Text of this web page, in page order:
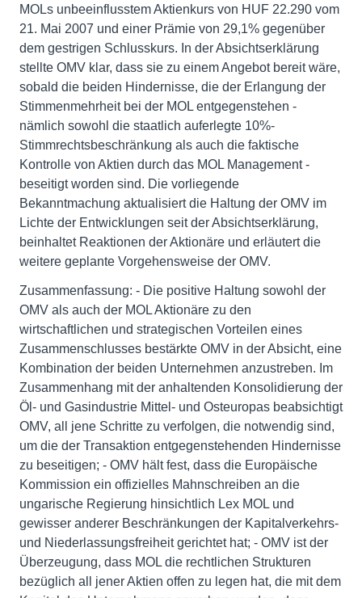
MOLs unbeeinflusstem Aktienkurs von HUF 22.290 vom
21. Mai 2007 und einer Prämie von 29,1% gegenüber
dem gestrigen Schlusskurs. In der Absichtserklärung
stellte OMV klar, dass sie zu einem Angebot bereit wäre,
sobald die beiden Hindernisse, die der Erlangung der
Stimmenmehrheit bei der MOL entgegenstehen -
nämlich sowohl die staatlich auferlegte 10%-
Stimmrechtsbeschränkung als auch die faktische
Kontrolle von Aktien durch das MOL Management -
beseitigt worden sind. Die vorliegende
Bekanntmachung aktualisiert die Haltung der OMV im
Lichte der Entwicklungen seit der Absichtserklärung,
beinhaltet Reaktionen der Aktionäre und erläutert die
weitere geplante Vorgehensweise der OMV.
Zusammenfassung: - Die positive Haltung sowohl der
OMV als auch der MOL Aktionäre zu den
wirtschaftlichen und strategischen Vorteilen eines
Zusammenschlusses bestärkte OMV in der Absicht, eine
Kombination der beiden Unternehmen anzustreben. Im
Zusammenhang mit der anhaltenden Konsolidierung der
Öl- und Gasindustrie Mittel- und Osteuropas beabsichtigt
OMV, all jene Schritte zu verfolgen, die notwendig sind,
um die der Transaktion entgegenstehenden Hindernisse
zu beseitigen; - OMV hält fest, dass die Europäische
Kommission ein offizielles Mahnschreiben an die
ungarische Regierung hinsichtlich Lex MOL und
gewisser anderer Beschränkungen der Kapitalverkehrs-
und Niederlassungsfreiheit gerichtet hat; - OMV ist der
Überzeugung, dass MOL die rechtlichen Strukturen
bezüglich all jener Aktien offen zu legen hat, die mit dem